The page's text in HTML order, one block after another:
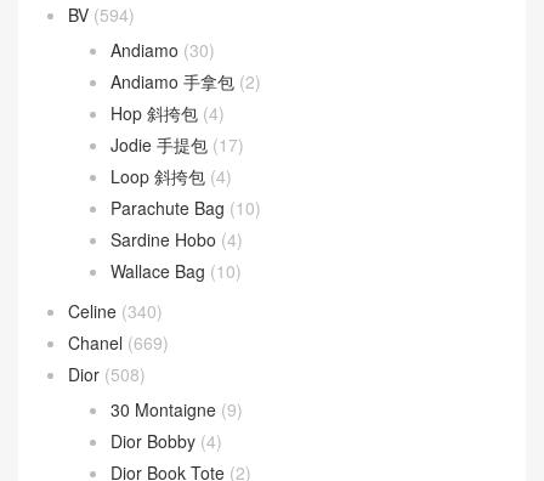
BV (594)
Andiamo (30)
Andiamo 手拿包 (2)
Hop 斜挎包 (4)
Jodie 手提包 (17)
Loop 斜挎包 (4)
Parachute Bag (10)
Sardine Hobo (4)
Wallace Bag (10)
Celine (340)
Chanel (669)
Dior (508)
30 Montaigne (9)
Dior Bobby (4)
Dior Book Tote (2)